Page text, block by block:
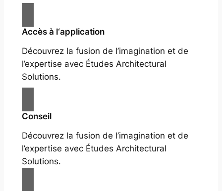
Accès à l‘application
Découvrez la fusion de l’imagination et de
l’expertise avec Études Architectural
Solutions.
Conseil
Découvrez la fusion de l’imagination et de
l’expertise avec Études Architectural
Solutions.